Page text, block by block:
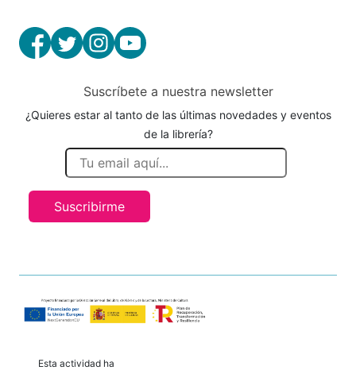
Suscríbete a nuestra newsletter
¿Quieres estar al tanto de las últimas novedades y eventos
de la librería?
Suscribirme
Esta actividad ha